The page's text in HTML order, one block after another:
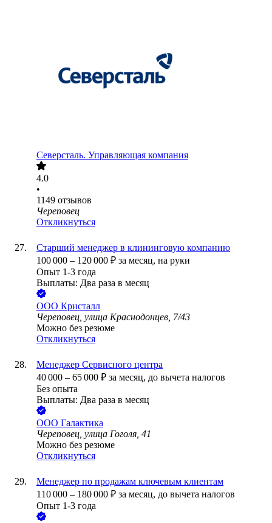
Северсталь. Управляющая компания
4.0
•
1149 отзывов
Череповец
Откликнуться
Старший менеджер в клининговую компанию
100 000 – 120 000 ₽ за месяц, на руки
Опыт 1-3 года
Выплаты: Два раза в месяц
ООО Кристалл
Череповец, улица Краснодонцев, 7/43
Можно без резюме
Откликнуться
Менеджер Сервисного центра
40 000 – 65 000 ₽ за месяц, до вычета налогов
Без опыта
Выплаты: Два раза в месяц
ООО Галактика
Череповец, улица Гоголя, 41
Можно без резюме
Откликнуться
Менеджер по продажам ключевым клиентам
110 000 – 180 000 ₽ за месяц, до вычета налогов
Опыт 1-3 года